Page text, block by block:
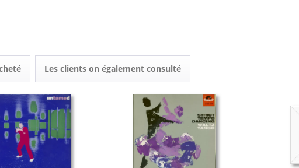
Les clients on également consulté